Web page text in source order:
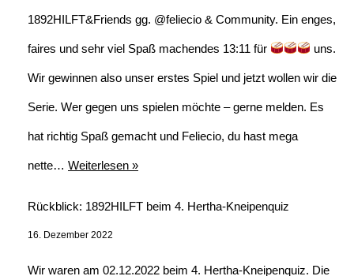
1892HILFT&Friends gg. @feliecio & Community. Ein enges,
faires und sehr viel Spaß machendes 13:11 für uns.
Wir gewinnen also unser erstes Spiel und jetzt wollen wir die
Serie. Wer gegen uns spielen möchte – gerne melden. Es
hat richtig Spaß gemacht und Feliecio, du hast mega
nette… Weiterlesen »
Rückblick: 1892HILFT beim 4. Hertha-Kneipenquiz
16. Dezember 2022
Wir waren am 02.12.2022 beim 4. Hertha-Kneipenquiz. Die